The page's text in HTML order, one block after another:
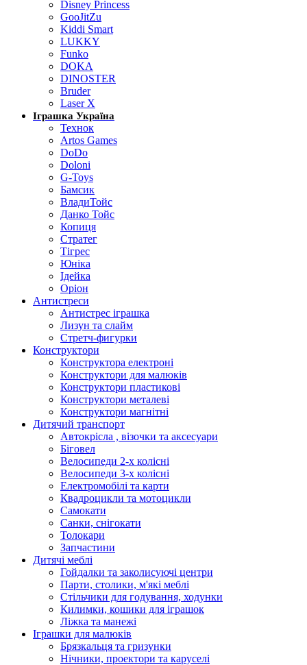
Disney Princess
GooJitZu
Kiddi Smart
LUKKY
Funko
DOKA
DINOSTER
Bruder
Laser X
Іграшка Україна
Технок
Artos Games
DoDo
Doloni
G-Toys
Бамсик
ВладиТойс
Данко Тойс
Копиця
Стратег
Тігрес
Юніка
Ідейка
Оріон
Антистреси
Антистрес іграшка
Лизун та слайм
Стретч-фигурки
Конструктори
Конструктора електроні
Конструктори для малюків
Конструктори пластикові
Конструктори металеві
Конструктори магнітні
Дитячий транспорт
Автокрісла , візочки та аксесуари
Біговел
Велосипеди 2-х колісні
Велосипеди 3-х колісні
Електромобілі та карти
Квадроцикли та мотоцикли
Самокати
Санки, снігокати
Толокари
Запчастини
Дитячі меблі
Гойдалки та заколисуючі центри
Парти, столики, м'які меблі
Стільчики для годування, ходунки
Килимки, кошики для іграшок
Ліжка та манежі
Іграшки для малюків
Брязкальця та гризунки
Нічники, проектори та каруселі